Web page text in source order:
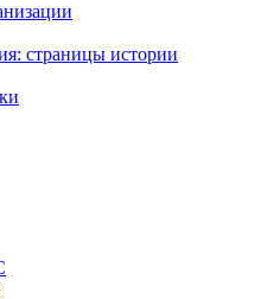
страницы истории